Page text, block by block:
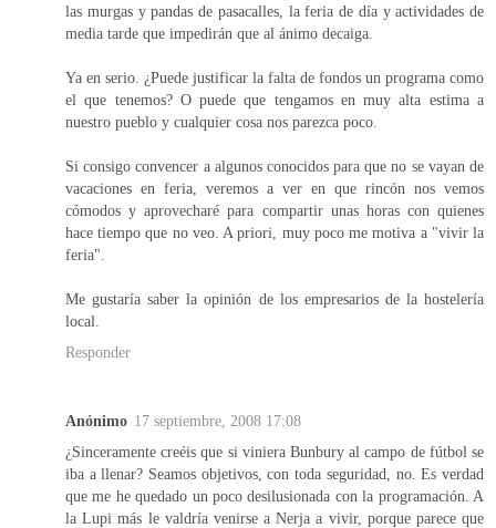
las murgas y pandas de pasacalles, la feria de día y actividades de
media tarde que impedirán que al ánimo decaiga.
Ya en serio. ¿Puede justificar la falta de fondos un programa como
el que tenemos? O puede que tengamos en muy alta estima a
nuestro pueblo y cualquier cosa nos parezca poco.
Si consigo convencer a algunos conocidos para que no se vayan de
vacaciones en feria, veremos a ver en que rincón nos vemos
cómodos y aprovecharé para compartir unas horas con quienes
hace tiempo que no veo. A priori, muy poco me motiva a "vivir la
feria".
Me gustaría saber la opinión de los empresarios de la hostelería
local.
Responder
Anónimo 17 septiembre, 2008 17:08
¿Sinceramente creéis que si viniera Bunbury al campo de fútbol se
iba a llenar? Seamos objetivos, con toda seguridad, no. Es verdad
que me he quedado un poco desilusionada con la programación. A
la Lupi más le valdría venirse a Nerja a vivir, porque parece que